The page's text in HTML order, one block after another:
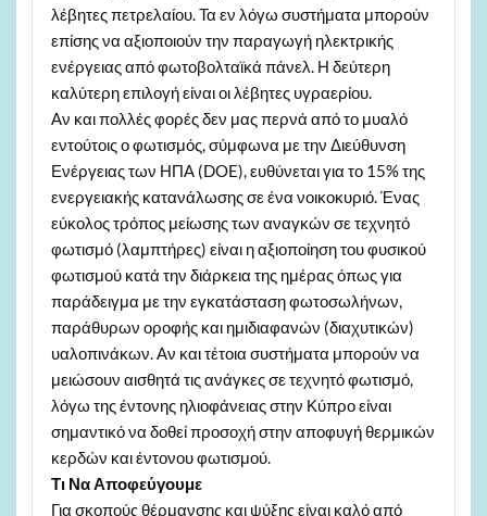
λέβητες πετρελαίου. Τα εν λόγω συστήματα μπορούν
επίσης να αξιοποιούν την παραγωγή ηλεκτρικής
ενέργειας από φωτοβολταϊκά πάνελ. Η δεύτερη
καλύτερη επιλογή είναι οι λέβητες υγραερίου.
Αν και πολλές φορές δεν μας περνά από το μυαλό
εντούτοις ο φωτισμός, σύμφωνα με την Διεύθυνση
Ενέργειας των ΗΠΑ (DOE), ευθύνεται για το 15% της
ενεργειακής κατανάλωσης σε ένα νοικοκυριό. Ένας
εύκολος τρόπος μείωσης των αναγκών σε τεχνητό
φωτισμό (λαμπτήρες) είναι η αξιοποίηση του φυσικού
φωτισμού κατά την διάρκεια της ημέρας όπως για
παράδειγμα με την εγκατάσταση φωτοσωλήνων,
παράθυρων οροφής και ημιδιαφανών (διαχυτικών)
υαλοπινάκων. Αν και τέτοια συστήματα μπορούν να
μειώσουν αισθητά τις ανάγκες σε τεχνητό φωτισμό,
λόγω της έντονης ηλιοφάνειας στην Κύπρο είναι
σημαντικό να δοθεί προσοχή στην αποφυγή θερμικών
κερδών και έντονου φωτισμού.
Τι Να Αποφεύγουμε
Για σκοπούς θέρμανσης και ψύξης είναι καλό από